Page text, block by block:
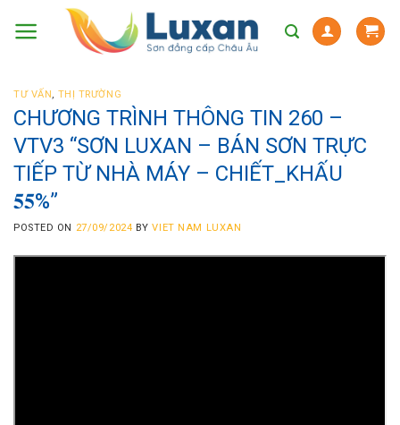
TƯ VẤN, THỊ TRƯỜNG
CHƯƠNG TRÌNH THÔNG TIN 260 –
VTV3 “SƠN LUXAN – BÁN SƠN TRỰC
TIẾP TỪ NHÀ MÁY – CHIẾT_KHẤU
𝟓𝟓%”
POSTED ON 27/09/2024 BYVIET NAM LUXAN